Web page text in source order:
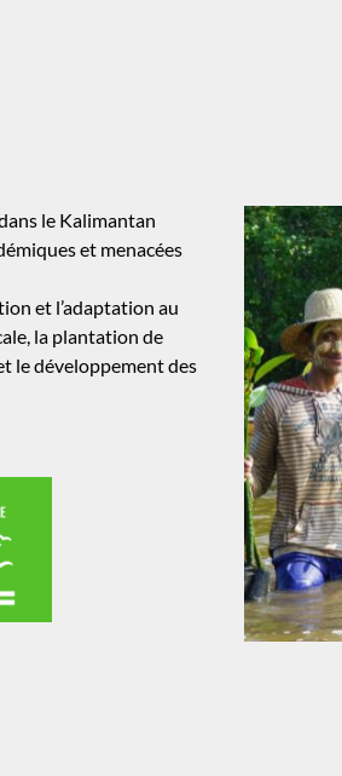
le Kalimantan
et menacées
et l’adaptation au
la plantation de
le développement des